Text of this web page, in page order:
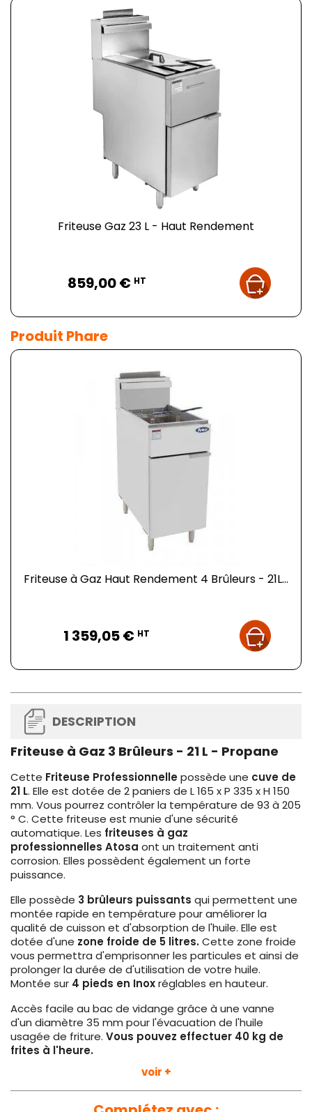
Friteuse Gaz 23 L - Haut Rendement
859,00 € HT
Produit Phare
Friteuse à Gaz Haut Rendement 4 Brûleurs - 21L...
1 359,05 € HT
DESCRIPTION
Friteuse à Gaz 3 Brûleurs - 21 L - Propane
Cette Friteuse Professionnellepossède une cuve de
21 L. Elle est dotée de 2 paniers de L 165 x P 335 x H 150
mm. Vous pourrez contrôler la température de 93 à 205
° C. Cette friteuse est munie d'une sécurité
automatique. Les friteuses à gaz
professionnelles Atosa ont un traitement anti
corrosion. Elles possèdent également un forte
puissance.
Elle possède 3 brûleurs puissants qui permettent une
montée rapide en température pour améliorer la
qualité de cuisson et d'absorption de l'huile. Elle est
dotée d'une zone froide de 5 litres.Cette zone froide
vous permettra d'emprisonner les particules et ainsi de
prolonger la durée de d'utilisation de votre huile.
Montée sur 4 pieds en Inoxréglables en hauteur.
Accès facile au bac de vidange grâce à une vanne
d'un diamètre 35 mm pour l'évacuation de l'huile
usagée de friture. Vous pouvez effectuer 40 kg de
frites à l'heure.
Le détendeur et le raccord ne sont pas
fournis.Raccord nécessaire : 3/4 femelle - mâle 1/2 et
Détendeur : 28 millibars minimum
voir +